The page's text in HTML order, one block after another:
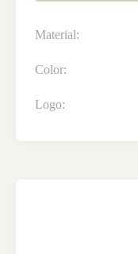
Material:
Color:
Logo: